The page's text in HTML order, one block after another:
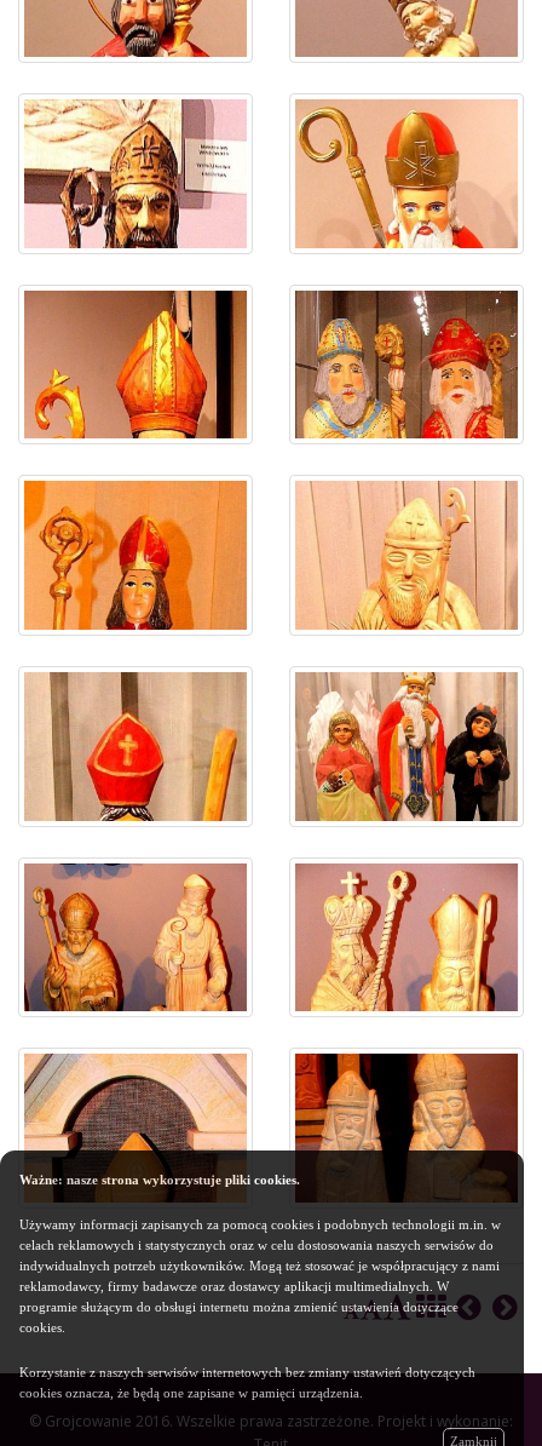
© Grojcowanie 2016. Wszelkie prawa zastrzeżone. Projekt i wykonanie:
Ważne: nasze strona wykorzystuje pliki cookies.
Używamy informacji zapisanych za pomocą cookies i podobnych technologii m.in. w
celach reklamowych i statystycznych oraz w celu dostosowania naszych serwisów do
indywidualnych potrzeb użytkowników. Mogą też stosować je współpracujący z nami
reklamodawcy, firmy badawcze oraz dostawcy aplikacji multimedialnych. W
programie służącym do obsługi internetu można zmienić ustawienia dotyczące
cookies.
Korzystanie z naszych serwisów internetowych bez zmiany ustawień dotyczących
cookies oznacza, że będą one zapisane w pamięci urządzenia.
Zamknij